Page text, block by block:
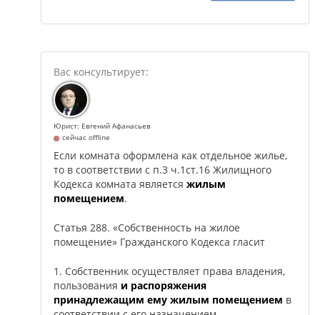
Юрист: Евгений Афанасьев
сейчас offline
Если комната оформлена как отдельное жилье,
то в соответствии с п.3 ч.1ст.16 Жилищного
Кодекса комната являетсяжилым
помещением.
Статья 288. «Собственность на жилое
помещение» Гражданского Кодекса гласит
1. Собственник осуществляет права владения,
пользования и распоряжения
принадлежащим ему жилым помещением в